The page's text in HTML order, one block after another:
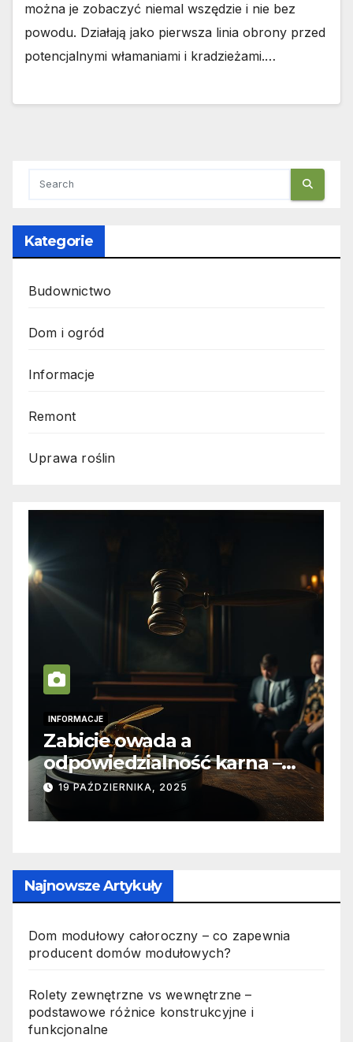
można je zobaczyć niemal wszędzie i nie bez
powodu. Działają jako pierwsza linia obrony przed
potencjalnymi włamaniami i kradzieżami.…
Kategorie
Budownictwo
Dom i ogród
Informacje
Remont
Uprawa roślin
INFORMACJE
Zabicie owada a
odpowiedzialność karna –
jak wygląda to w praktyce?
19 PAŹDZIERNIKA, 2025
Najnowsze Artykuły
Dom modułowy całoroczny – co zapewnia
producent domów modułowych?
Rolety zewnętrzne vs wewnętrzne –
podstawowe różnice konstrukcyjne i
funkcjonalne